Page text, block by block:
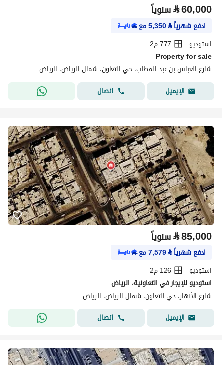
⃁60,000 سنوياً
ادفع شهرياً⃁
5,350مع
استوديو
777 م2
Property for sale
شارع العباس بن عبد المطلب، حي التعاون، شمال الرياض، الرياض
الإيميل
اتصال
⃁85,000 سنوياً
ادفع شهرياً⃁
7,579مع
استوديو
126 م2
استوديو للإيجار في التعاونية، الرياض
شارع الأنهار، حي التعاون، شمال الرياض، الرياض
الإيميل
اتصال